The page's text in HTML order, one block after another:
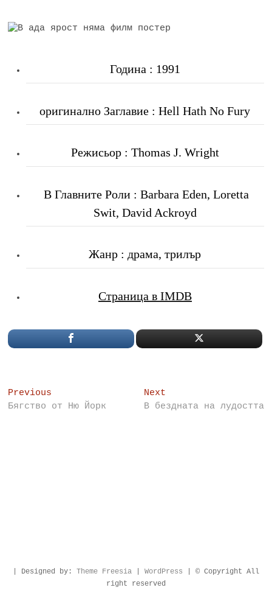
Година : 1991
оригинално Заглавие : Hell Hath No Fury
Режисьор : Thomas J. Wright
В Главните Роли : Barbara Eden, Loretta
Swit, David Ackroyd
Жанр : драма, трилър
Страница в IMDB
Post
Previous
post:
Бягство от Ню Йорк
NextNext
post:
В бездната на лудостта
| Designed by: Theme Freesia| WordPress | © Copyright All
right reserved